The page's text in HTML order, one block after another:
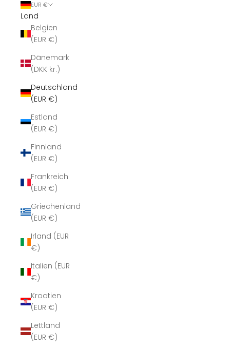
EUR €
Land
Belgien
(EUR €)
Dänemark
(DKK kr.)
Deutschland
(EUR €)
Estland
(EUR €)
Finnland
(EUR €)
Frankreich
(EUR €)
Griechenland
(EUR €)
Irland (EUR
€)
Italien (EUR
€)
Kroatien
(EUR €)
Lettland
(EUR €)